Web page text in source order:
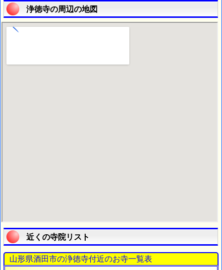
浄徳寺の周辺の地図
近くの寺院リスト
山形県酒田市の浄徳寺付近のお寺一覧表